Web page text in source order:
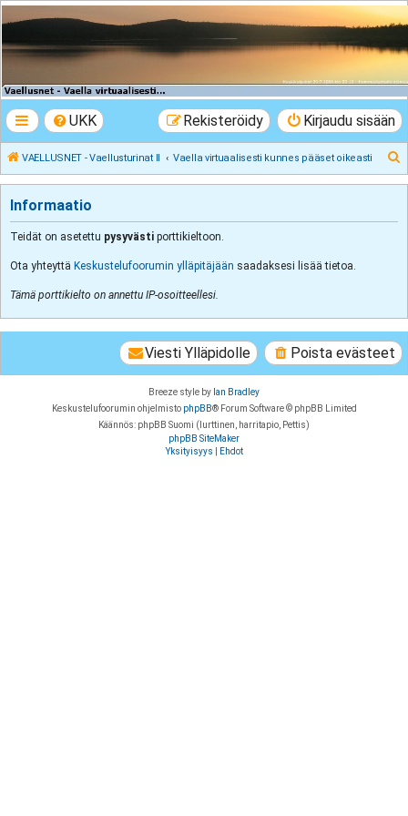
VAELLUSNET -
Vaellusturinat II
UKK Kirjaudu sisään
Rekisteröidy
VAELLUSNET - Vaellusturinat II Vaella virtuaalisesti kunnes pääset oikeasti
Informaatio
Teidät on asetettu pysyvästi porttikieltoon.
Ota yhteyttä Keskustelufoorumin ylläpitäjään saadaksesi lisää tietoa.
Tämä porttikielto on annettu IP-osoitteellesi.
Poista evästeet
Viesti Ylläpidolle
Breeze style by Ian Bradley
Keskustelufoorumin ohjelmisto phpBB® Forum Software © phpBB Limited
Käännös: phpBB Suomi (lurttinen, harritapio, Pettis)
phpBB SiteMaker
Yksityisyys
Ehdot